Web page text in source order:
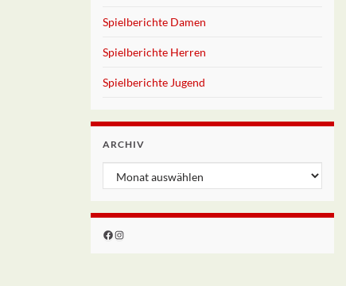
Spielberichte Damen
Spielberichte Herren
Spielberichte Jugend
ARCHIV
Archiv
Facebook
Instagram